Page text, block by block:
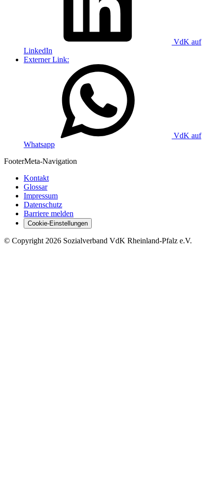
VdK auf
LinkedIn
Externer Link:
VdK auf
Whatsapp
FooterMeta-Navigation
Kontakt
Glossar
Impressum
Datenschutz
Barriere melden
Cookie-Einstellungen
© Copyright 2026 Sozialverband VdK Rheinland-Pfalz e.V.